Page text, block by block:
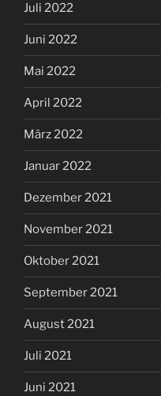
Juli 2022
Juni 2022
Mai 2022
April 2022
März 2022
Januar 2022
Dezember 2021
November 2021
Oktober 2021
September 2021
August 2021
Juli 2021
Juni 2021